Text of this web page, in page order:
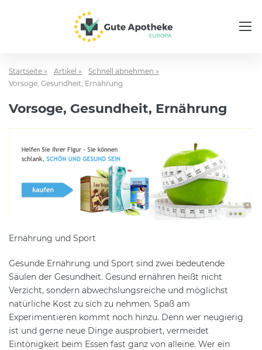
Startseite » Artikel »
Schnell abnehmen »
Vorsoge, Gesundheit, Ernährung
Vorsoge, Gesundheit, Ernährung
Ernährung und Sport
Gesunde Ernährung und Sport sind zwei bedeutende
Säulen der Gesundheit. Gesund ernähren heißt nicht
Verzicht, sondern abwechslungsreiche und möglichst
natürliche Kost zu sich zu nehmen. Spaß am
Experimentieren kommt noch hinzu. Denn wer neugierig
ist und gerne neue Dinge ausprobiert, vermeidet
Eintönigkeit beim Essen fast ganz von alleine. Wer ein